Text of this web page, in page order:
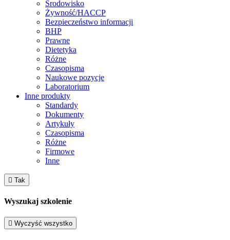
Środowisko
Żywność/HACCP
Bezpieczeństwo informacji
BHP
Prawne
Dietetyka
Różne
Czasopisma
Naukowe pozycje
Laboratorium
Inne produkty
Standardy
Dokumenty
Artykuły
Czasopisma
Różne
Firmowe
Inne
 Tak
Wyszukaj szkolenie
 Wyczyść wszystko